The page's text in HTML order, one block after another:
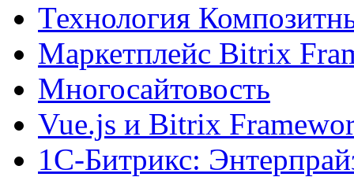
Технология
Маркетплейс Bitrix
Многосайтовость
Vue.js и Bitrix
1С-Битрикс: